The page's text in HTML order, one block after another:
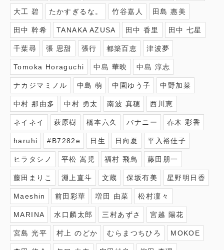
大工 碧 たかすぎるな。 竹谷嘉人 田島 惠美
田中 幹希 TANAKA AZUSA 田中 香里 田中 七星
千葉尋 張 思甜 張行 都築百恵 津波夢
Tomoka Horaguchi 中島 華映 中島 淳志
ナカジマミノル 中島 萌 中園ゆう子 中野加菜
中村 那由多 中村 勇太 南波 真穂 西川恵
ネイネイ 萩原樹 橋本六久 バナニー 春木 彩香
haruhi #B7282e 日生 日向夏 平入裕佳子
ヒラタシノ 平松 嵩児 福村 飛鳥 藤田朋一
藤田まりこ 淵上直斗 文蔵 保坂有美 星野明日香
Maeshin 前田彩華 増田 由菜 松村凜々
MARINA 水口麟太郎 三村あずさ 宮越 陽花
宮島 光平 村上 のどか むらまつちひろ MOKOE